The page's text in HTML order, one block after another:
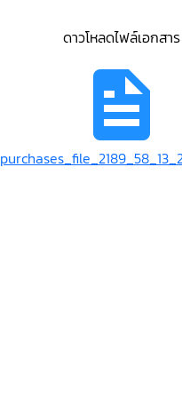
ดาวโหลดไฟล์เอกสาร